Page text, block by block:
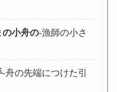
小舟の‐漁師の小さ
‐舟の先端につけた引